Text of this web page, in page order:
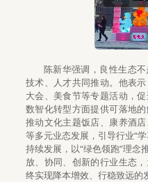
陈新华强调，良性生态不
技术、人才共同推动。他表
大会、美食节等专题活动，
数智化转型方面提供可落地
推动文化主题饭店、康养酒
等多元业态发展，引导行业“
持续发展，以“绿色领跑”理念
放、协同、创新的行业生态
终实现降本增效、行稳致远的